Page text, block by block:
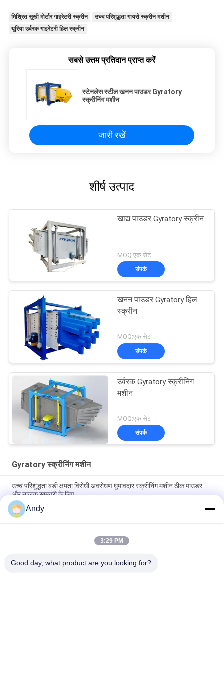
मिश्रित सूखी मोर्टार गाइरेटरी स्क्रीन
उच्च परिशुद्धता गायरो स्क्रीन मशीन
यूरिया उर्वरक गाइरेटरी हिल स्क्रीन
सबसे उत्तम प्रतिदान प्राप्त करें
स्टेनलेस स्टील खनन पाउडर Gyratory
स्क्रीनिंग मशीन
जारी रखें
शीर्ष उत्पाद
खाद्य पाउडर Gyratory स्क्रीन
MOQ:एक सेट
संपर्क
खनन पाउडर Gyratory हिल
स्क्रीन
MOQ:एक सेट
संपर्क
उर्वरक Gyratory स्क्रीनिंग
मशीन
MOQ:एक सेट
संपर्क
Gyratory स्क्रीनिंग मशीन
उच्च परिशुद्धता बड़ी क्षमता विरोधी अवरोधण घुमावदार स्क्रीनिंग मशीन ठीक पाउडर
और नाजुक सामग्री के लिए
घुमावदार स्क्रीनिंग मशीन ठोस कणों की स्क्रीनिंग के लिए डिज़ाइन की गई है, जिसमें
चिकनी कम शोर संचालन और आसान रखरखाव है
गिरोटरी स्क्रीनिंग मशीन जो सामग्री के बढ़े हुए स्तरीकरण और पृथक्करण के लिए
Andy
3:29 PM
Good day, what product are you looking for?